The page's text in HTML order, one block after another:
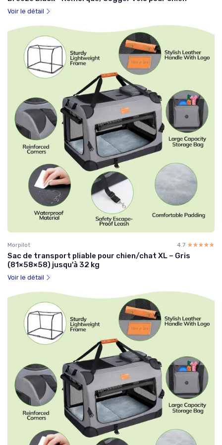
Voir le détail
Morpilot 4.7 ☆☆☆☆☆
★★★★★
Sac de transport pliable pour chien/chat XL – Gris
(81×58×58) jusqu'à 32 kg
Voir le détail